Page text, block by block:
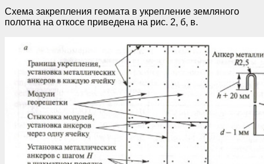
Схема закрепления геомата в укрепление земляного
полотна на откосе приведена на рис. 2, б, в.